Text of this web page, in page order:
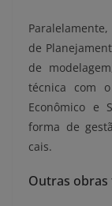
de
de
técnica com
Econômico e
forma de
cais.
Outras obras